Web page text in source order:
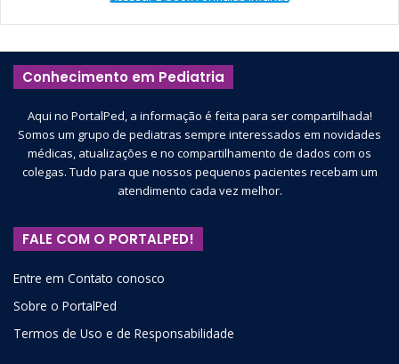
Conhecimento em Pediatria
Aqui no PortalPed, a informação é feita para ser compartilhada!
Somos um grupo de pediatras sempre interessados em novidades
médicas, atualizações e no compartilhamento de dados com os
colegas. Tudo para que nossos pequenos pacientes recebam um
atendimento cada vez melhor.
FALE COM O PORTALPED!
Entre em Contato conosco
Sobre o PortalPed
Termos de Uso e de Responsabilidade